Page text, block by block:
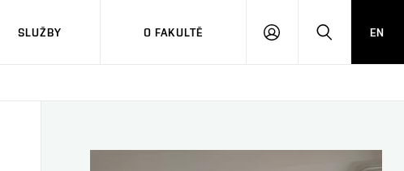
SLUŽBY O FAKULTĚ
PŘIHLÁSITHLEDAT
EN